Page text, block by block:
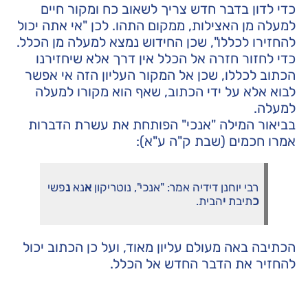
כדי לדון בדבר חדש צריך לשאוב כח ומקור חיים
למעלה מן האצילות, ממקום התהו. לכן "אי אתה יכול
להחזירו לכללו", שכן החידוש נמצא למעלה מן הכלל.
כדי לחזור חזרה אל הכלל אין דרך אלא שיחזירנו
הכתוב לכללו, שכן אל המקור העליון הזה אי אפשר
לבוא אלא על ידי הכתוב, שאף הוא מקורו למעלה
למעלה.
בביאור המילה "אנכי" הפותחת את עשרת הדברות
אמרו חכמים (שבת ק"ה ע"א):
רבי יוחנן דידיה אמר: "אנכי", נוטריקון אנא נפשי
כתיבת יהבית.
הכתיבה באה מעולם עליון מאוד, ועל כן הכתוב יכול
להחזיר את הדבר החדש אל הכלל.